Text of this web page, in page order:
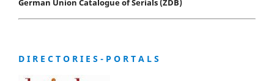
German Union Catalogue of Serials (ZDB)
D I R E C T O R I E S - P O R T A L S